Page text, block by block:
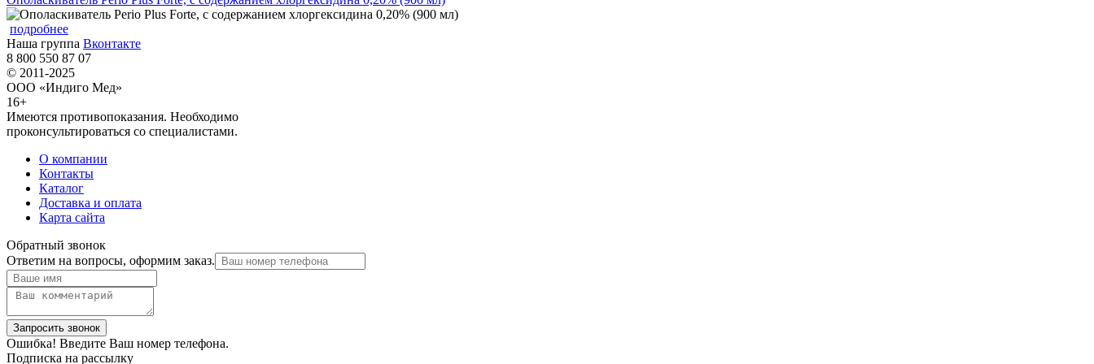
подробнее
Наша группа Вконтакте
8 800 550 87 07
© 2011-2025
ООО «Индиго Мед»
16+
Имеются противопоказания. Необходимо
проконсультироваться со специалистами.
О компании
Контакты
Каталог
Доставка и оплата
Карта сайта
Обратный звонок
Ответим на вопросы, оформим заказ.
Ошибка! Введите Ваш номер телефона.
Подписка на рассылку